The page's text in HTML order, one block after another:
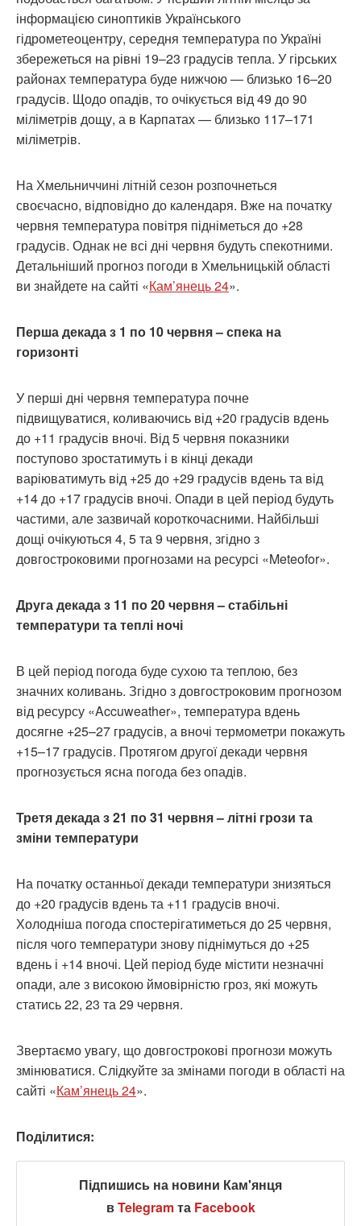
інформацією синоптиків Українського
гідрометеоцентру, середня температура по Україні
збережеться на рівні 19–23 градусів тепла. У гірських
районах температура буде нижчою — близько 16–20
градусів. Щодо опадів, то очікується від 49 до 90
міліметрів дощу, а в Карпатах — близько 117–171
міліметрів.
На Хмельниччині літній сезон розпочнеться
своєчасно, відповідно до календаря. Вже на початку
червня температура повітря підніметься до +28
градусів. Однак не всі дні червня будуть спекотними.
Детальніший прогноз погоди в Хмельницькій області
ви знайдете на сайті «Кам’янець 24».
Перша декада з 1 по 10 червня – спека на
горизонті
У перші дні червня температура почне
підвищуватися, коливаючись від +20 градусів вдень
до +11 градусів вночі. Від 5 червня показники
поступово зростатимуть і в кінці декади
варіюватимуть від +25 до +29 градусів вдень та від
+14 до +17 градусів вночі. Опади в цей період будуть
частими, але зазвичай короткочасними. Найбільші
дощі очікуються 4, 5 та 9 червня, згідно з
довгостроковими прогнозами на ресурсі «Meteofor».
Друга декада з 11 по 20 червня – стабільні
температури та теплі ночі
В цей період погода буде сухою та теплою, без
значних коливань. Згідно з довгостроковим прогнозом
від ресурсу «Accuweather», температура вдень
досягне +25–27 градусів, а вночі термометри покажуть
+15–17 градусів. Протягом другої декади червня
прогнозується ясна погода без опадів.
Третя декада з 21 по 31 червня – літні грози та
зміни температури
На початку останньої декади температури знизяться
до +20 градусів вдень та +11 градусів вночі.
Холодніша погода спостерігатиметься до 25 червня,
після чого температури знову піднімуться до +25
вдень і +14 вночі. Цей період буде містити незначні
опади, але з високою ймовірністю гроз, які можуть
статись 22, 23 та 29 червня.
Звертаємо увагу, що довгострокові прогнози можуть
змінюватися. Слідкуйте за змінами погоди в області на
сайті «Кам’янець 24».
Поділитися:
Підпишись на новини Кам'янця
вTelegramта Facebook